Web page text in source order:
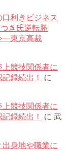
利きビジネス
き氏逆転勝
―東京高裁
競技関係者に
録続出！
に
競技関係者に
録続出！
に 武
身地や職業に